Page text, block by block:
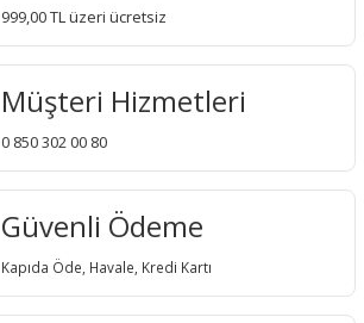
999,00 TL üzeri ücretsiz
Müşteri Hizmetleri
0 850 302 00 80
Güvenli Ödeme
Kapıda Öde, Havale, Kredi Kartı